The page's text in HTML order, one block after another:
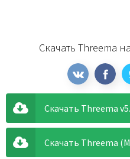
Скачать Threema
Скачать Threema
Скачать Threema